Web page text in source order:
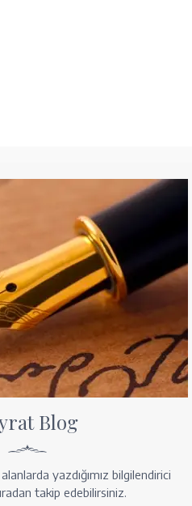
Blog
yazdığımız bilgilendirici
takip edebilirsiniz.